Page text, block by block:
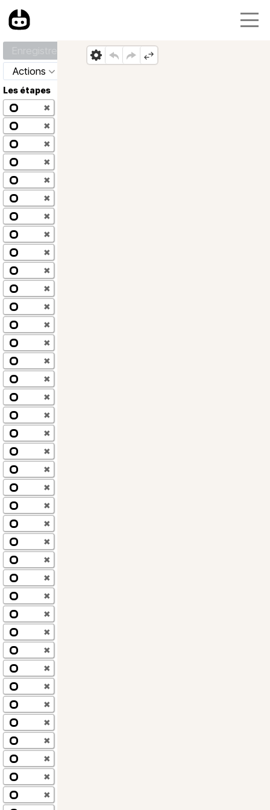
Actions
Les étapes
✖
✖
✖
✖
✖
✖
✖
✖
✖
✖
✖
✖
✖
✖
✖
✖
✖
✖
✖
✖
✖
✖
✖
✖
✖
✖
✖
✖
✖
✖
✖
✖
✖
✖
✖
✖
✖
✖
✖